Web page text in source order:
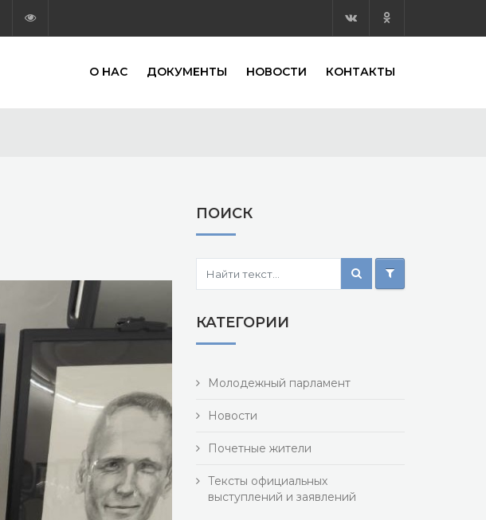
О НАС ДОКУМЕНТЫ НОВОСТИ КОНТАКТЫ
ПОИСК
КАТЕГОРИИ
Молодежный парламент
Новости
Почетные жители
Тексты официальных
выступлений и заявлений